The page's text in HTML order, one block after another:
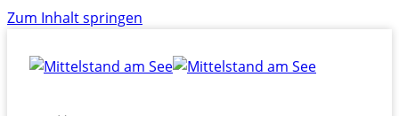
Zum Inhalt springen